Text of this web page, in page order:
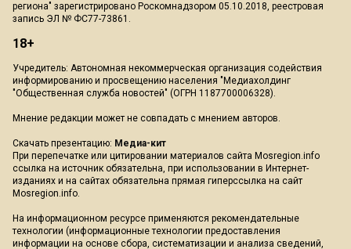
региона" зарегистрировано Роскомнадзором 05.10.2018, реестровая
запись ЭЛ № ФС77-73861.
18+
Учредитель: Автономная некоммерческая организация содействия
информированию и просвещению населения "Медиахолдинг
"Общественная служба новостей" (ОГРН 1187700006328).
Мнение редакции может не совпадать с мнением авторов.
Скачать презентацию: Медиа-кит
При перепечатке или цитировании материалов сайта Mosregion.info
ссылка на источник обязательна, при использовании в Интернет-
изданиях и на сайтах обязательна прямая гиперссылка на сайт
Mosregion.info.
На информационном ресурсе применяются рекомендательные
технологии (информационные технологии предоставления
информации на основе сбора, систематизации и анализа сведений,